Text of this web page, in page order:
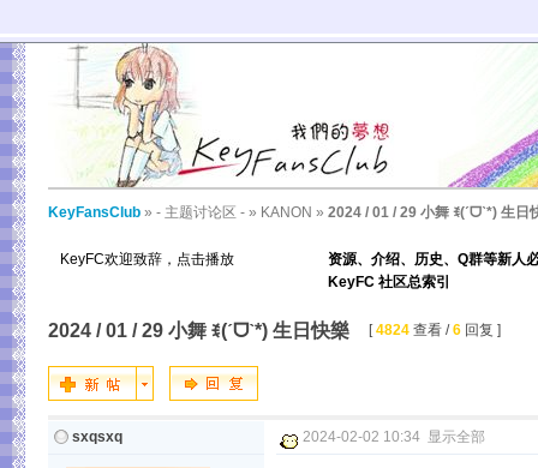
KeyFansClub » - 主题讨论区 - » KANON » 2024 / 01 / 29 小舞 ꉂ(ˊᗜˋ*) 生日
KeyFC欢迎致辞，点击播放
资源、介绍、历史、Q群等新人
KeyFC 社区总索引
2024 / 01 / 29 小舞 ꉂ(ˊᗜˋ*) 生日快樂 [4824 查看 /6 回复 ]
sxqsxq 2024-02-02 10:34 显示全部